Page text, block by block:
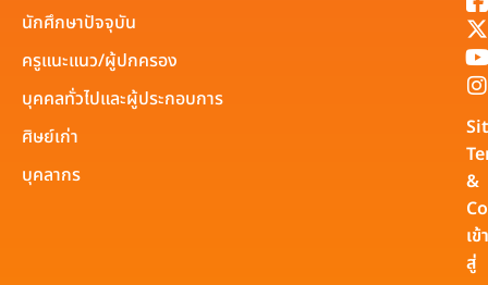
นักศึกษาปัจจุบัน
ครูแนะแนว/ผู้ปกครอง
บุคคลทั่วไปและผู้ประกอบการ
ศิษย์เก่า
บุคลากร
&
เข้า
สู่